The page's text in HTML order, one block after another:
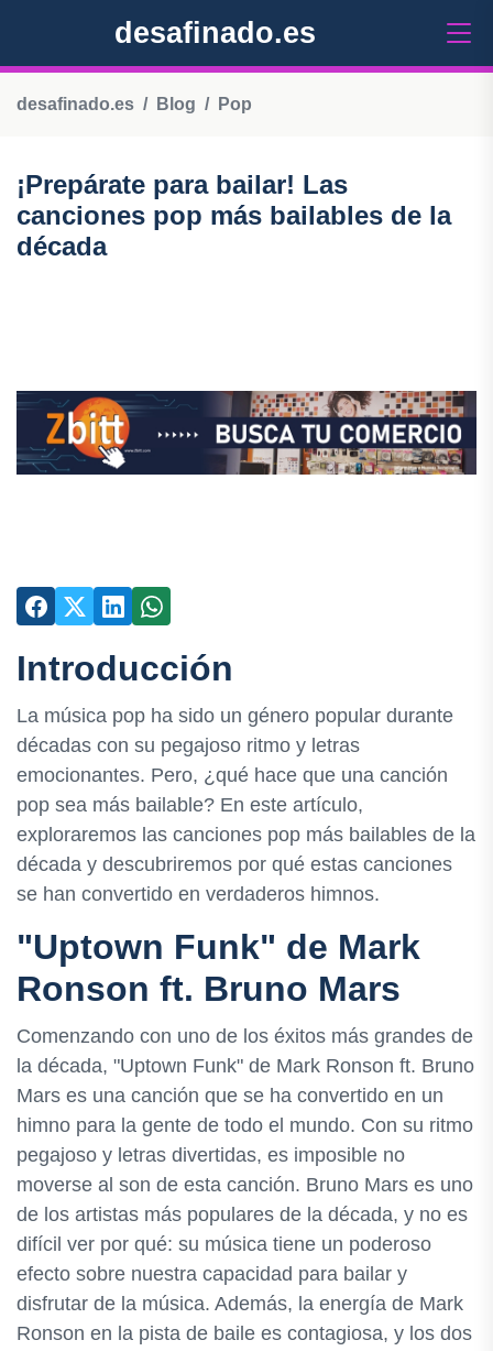
desafinado.es
desafinado.es Blog Pop
¡Prepárate para bailar! Las
canciones pop más bailables de la
década
Introducción
La música pop ha sido un género popular durante
décadas con su pegajoso ritmo y letras
emocionantes. Pero, ¿qué hace que una canción
pop sea más bailable? En este artículo,
exploraremos las canciones pop más bailables de la
década y descubriremos por qué estas canciones
se han convertido en verdaderos himnos.
"Uptown Funk" de Mark
Ronson ft. Bruno Mars
Comenzando con uno de los éxitos más grandes de
la década, "Uptown Funk" de Mark Ronson ft. Bruno
Mars es una canción que se ha convertido en un
himno para la gente de todo el mundo. Con su ritmo
pegajoso y letras divertidas, es imposible no
moverse al son de esta canción. Bruno Mars es uno
de los artistas más populares de la década, y no es
difícil ver por qué: su música tiene un poderoso
efecto sobre nuestra capacidad para bailar y
disfrutar de la música. Además, la energía de Mark
Ronson en la pista de baile es contagiosa, y los dos